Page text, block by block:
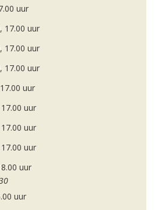
uur
17.00 uur
17.00 uur
17.00 uur
uur
uur
uur
uur
uur
uur